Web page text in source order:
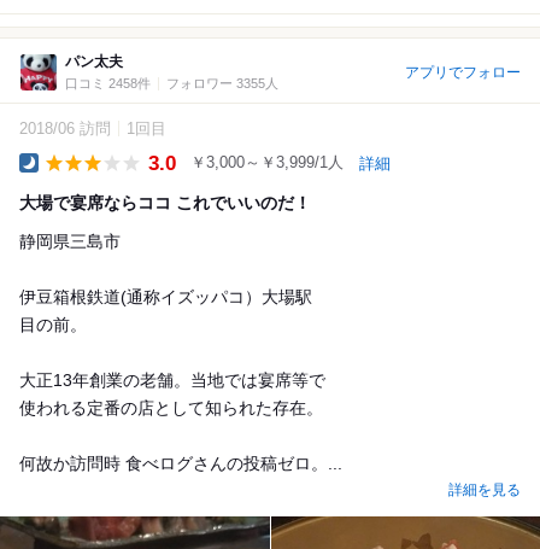
パン太夫
口コミ 2458件 フォロワー 3355人
アプリでフォロー
2018/06 訪問 1回目
3.0 ￥3,000～￥3,999/1人 詳細
大場で宴席ならココ これでいいのだ！
静岡県三島市
伊豆箱根鉄道(通称イズッパコ）大場駅
目の前。
大正13年創業の老舗。当地では宴席等で
使われる定番の店として知られた存在。
何故か訪問時 食べログさんの投稿ゼロ。...
詳細を見る